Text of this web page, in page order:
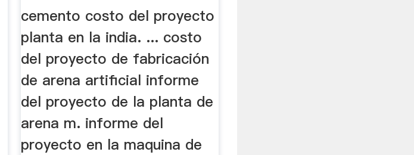
cemento costo del proyecto
planta en la india. ... costo
del proyecto de fabricación
de arena artificial informe
del proyecto de la planta de
arena m. informe del
proyecto en la maquina de